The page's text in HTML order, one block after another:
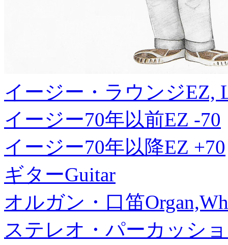
イージー・ラウンジEZ,
イージー70年以前EZ -70
イージー70年以降EZ +70
ギターGuitar
オルガン・口笛
ステレオ・パーカッシ